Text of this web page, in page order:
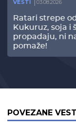
VESTI 03.08.2026
Ratari strepe
Kukuruz, soja i
propadaju, ni
pomaže!
POVEZANE